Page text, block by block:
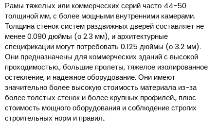
Рамы тяжелых или коммерческих серий часто 44-50
толщиной мм, с более мощными внутренними камерами.
Толщина стенок систем раздвижных дверей составляет не
менее 0.090 дюймы (о 2.3 мм), и архитектурные
спецификации могут потребовать 0.125 дюймы (о 3.2 мм).
Они предназначены для коммерческих зданий с высокой
проходимостью., большие пролеты, тяжелое изолированное
остекление, и надежное оборудование. Они имеют
значительно более высокую стоимость материала из-за
более толстых стенок и более крупных профилей., плюс
стоимость мощного оборудования и соблюдение строгих
строительных норм и правил..